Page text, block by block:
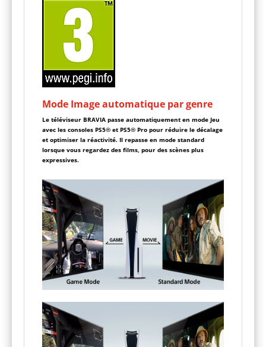
Mode Image automatique par genre
Le téléviseur BRAVIA passe automatiquement en mode Jeu
avec les consoles PS5® et PS5® Pro pour réduire le décalage
et optimiser la réactivité. Il repasse en mode standard
lorsque vous regardez des films, pour des scènes plus
expressives.